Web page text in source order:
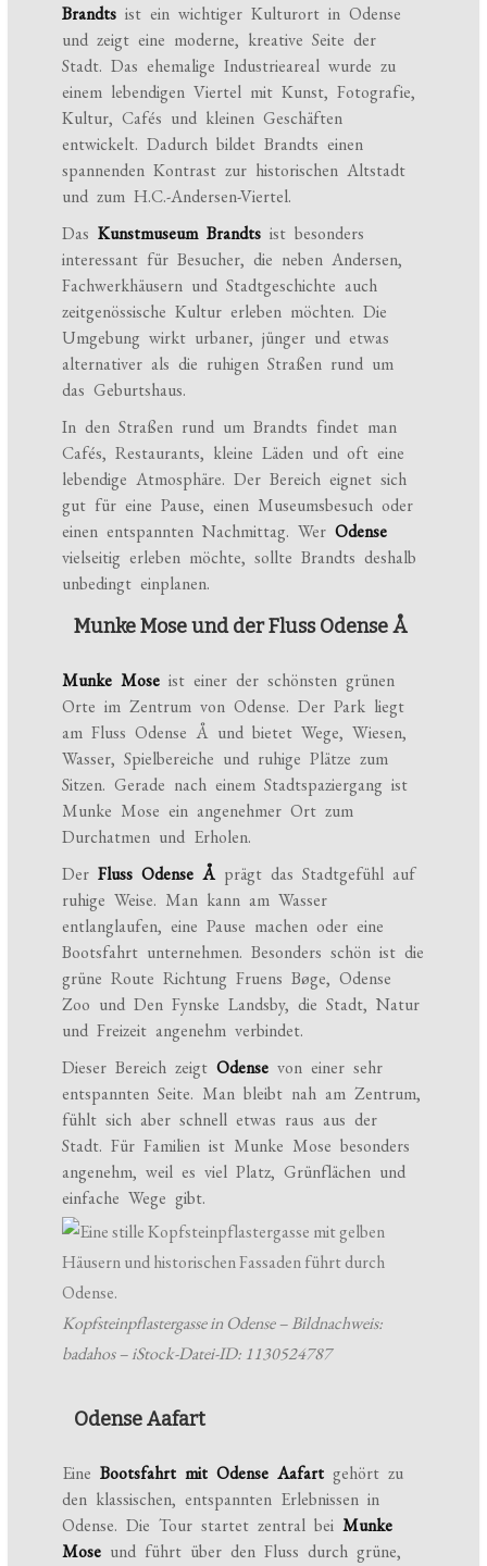
Brandts ist ein wichtiger Kulturort in Odense
und zeigt eine moderne, kreative Seite der
Stadt. Das ehemalige Industrieareal wurde zu
einem lebendigen Viertel mit Kunst, Fotografie,
Kultur, Cafés und kleinen Geschäften
entwickelt. Dadurch bildet Brandts einen
spannenden Kontrast zur historischen Altstadt
und zum H.C.-Andersen-Viertel.
DasKunstmuseum Brandts ist besonders
interessant für Besucher, die neben Andersen,
Fachwerkhäusern und Stadtgeschichte auch
zeitgenössische Kultur erleben möchten. Die
Umgebung wirkt urbaner, jünger und etwas
alternativer als die ruhigen Straßen rund um
das Geburtshaus.
In den Straßen rund um Brandts findet man
Cafés, Restaurants, kleine Läden und oft eine
lebendige Atmosphäre. Der Bereich eignet sich
gut für eine Pause, einen Museumsbesuch oder
einen entspannten Nachmittag. WerOdense
vielseitig erleben möchte, sollte Brandts deshalb
unbedingt einplanen.
Munke Mose und der Fluss Odense Å
Munke Mose ist einer der schönsten grünen
Orte im Zentrum von Odense. Der Park liegt
am Fluss Odense Å und bietet Wege, Wiesen,
Wasser, Spielbereiche und ruhige Plätze zum
Sitzen. Gerade nach einem Stadtspaziergang ist
Munke Mose ein angenehmer Ort zum
Durchatmen und Erholen.
DerFluss Odense Åprägt das Stadtgefühl auf
ruhige Weise. Man kann am Wasser
entlanglaufen, eine Pause machen oder eine
Bootsfahrt unternehmen. Besonders schön ist die
grüne Route Richtung Fruens Bøge, Odense
Zoo und Den Fynske Landsby, die Stadt, Natur
und Freizeit angenehm verbindet.
Dieser Bereich zeigtOdense von einer sehr
entspannten Seite. Man bleibt nah am Zentrum,
fühlt sich aber schnell etwas raus aus der
Stadt. Für Familien ist Munke Mose besonders
angenehm, weil es viel Platz, Grünflächen und
einfache Wege gibt.
Kopfsteinpflastergasse in Odense – Bildnachweis:
badahos – iStock-Datei-ID: 1130524787
Odense Aafart
EineBootsfahrt mit Odense Aafart gehört zu
den klassischen, entspannten Erlebnissen in
Odense. Die Tour startet zentral beiMunke
Mose und führt über den Fluss durch grüne,